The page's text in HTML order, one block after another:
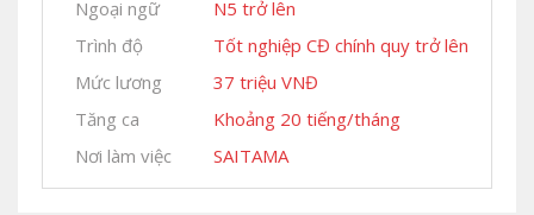
Ngoại ngữ
N5 trở lên
Trình độ
Tốt nghiệp CĐ chính quy trở lên
Mức lương
37 triệu VNĐ
Tăng ca
Khoảng 20 tiếng/tháng
Nơi làm việc
SAITAMA